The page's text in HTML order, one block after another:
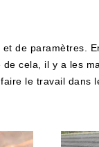
de paramètres.
cela, il y a les
le travail dans